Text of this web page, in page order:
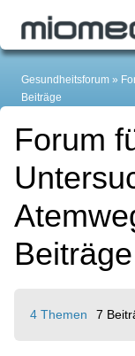
Gesundheitsforum
Beiträge
Forum
Beiträge
4 Themen 7